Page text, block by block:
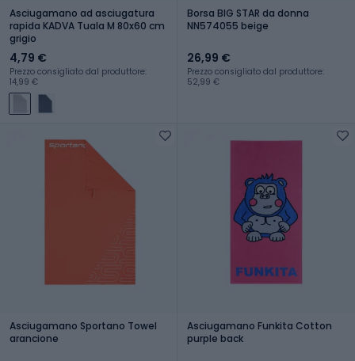
Asciugamano ad asciugatura
rapida KADVA Tuala M 80x60 cm
grigio
4,79 €
Prezzo consigliato dal produttore:
14,99 €
Borsa BIG STAR da donna
NN574055 beige
26,99 €
Prezzo consigliato dal produttore:
52,99 €
Asciugamano Sportano Towel
arancione
Asciugamano Funkita Cotton
purple back